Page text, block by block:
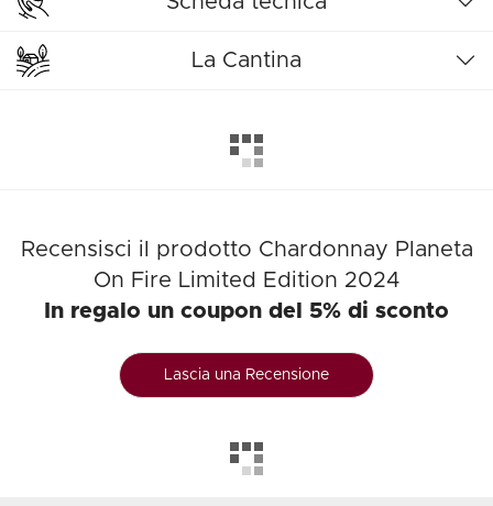
La Cantina
Recensisci il prodotto Chardonnay Planeta
On Fire Limited Edition 2024
In regalo un coupon del 5% di sconto
Lascia una Recensione